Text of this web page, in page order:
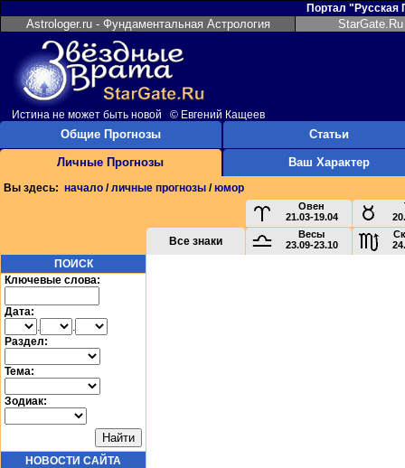
Портал "Русская
Astrologer.ru - Фундаментальная Астрология
Истина не может быть новой © Евгений Кащеев
Общие Прогнозы
Личные Прогнозы
Статьи
Ваш Характер
Вы здесь: начало /личные прогнозы /юмор
Овен
21.03-19.04
Все знаки
Весы
23.09-23.10
ПОИСК
Ключевые слова:
Дата:
.
.
Раздел:
Тема:
Зодиак:
НОВОСТИ САЙТА